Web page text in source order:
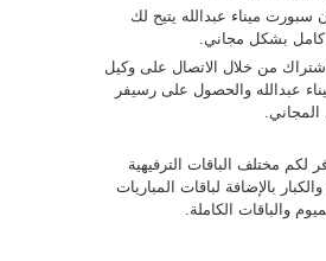
ميناء عبدالله يتيح لك
بشكل مجاني.
من خلال الاتصال على وكيل
عبدالله والحصول على رسيفر
لكم مختلف الباقات الترفيهية
بالإضافة لباقات المباريات
والباقات الكاملة.